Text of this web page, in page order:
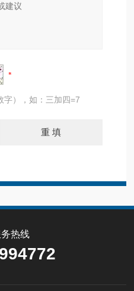
字），如：三加四=7
热线